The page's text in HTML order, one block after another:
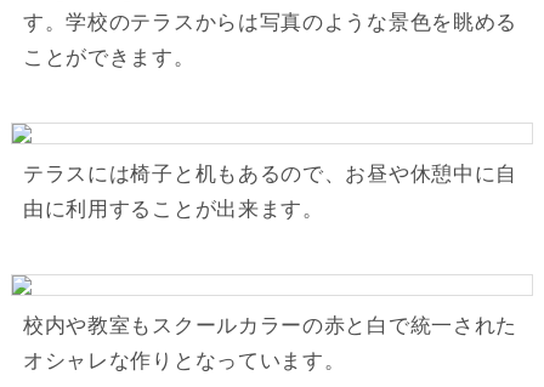
す。学校のテラスからは写真のような景色を眺める
ことができます。
テラスには椅子と机もあるので、お昼や休憩中に自
由に利用することが出来ます。
校内や教室もスクールカラーの赤と白で統一された
オシャレな作りとなっています。